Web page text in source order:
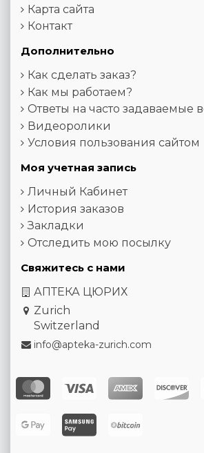
Карта сайта
Контакт
Дополнительно
Как сделать заказ?
Как мы работаем?
Ответы на часто задаваемые
Видеоролики
Условия пользования сайтом
Моя учетная запись
Личный Кабинет
История заказов
Закладки
Отследить мою посылку
Свяжитесь с нами
АПТЕКА ЦЮРИХ
Zurich
Switzerland
info@apteka-zurich.com